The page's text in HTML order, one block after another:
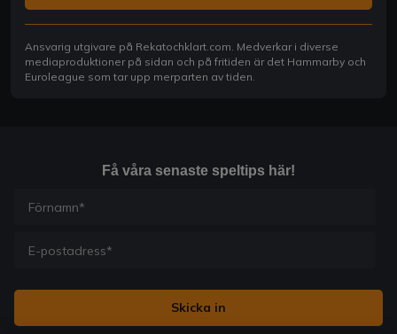
Ansvarig utgivare på Rekatochklart.com. Medverkar i diverse
mediaproduktioner på sidan och på fritiden är det Hammarby och
Euroleague som tar upp merparten av tiden.
Få våra senaste speltips här!